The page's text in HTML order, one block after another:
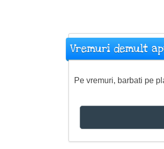
Vremuri demult
Pe vremuri, barbati pe